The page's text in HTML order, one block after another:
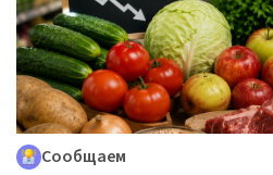
Сообщаем